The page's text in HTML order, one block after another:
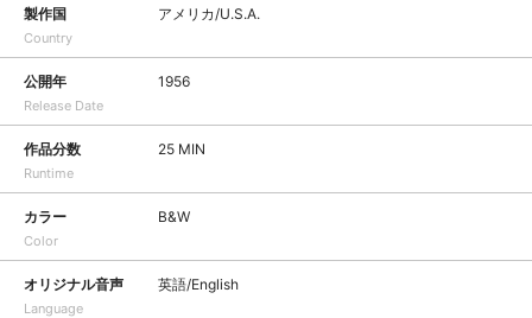
製作国
Country
アメリカ/U.S.A.
公開年
Release Date
1956
作品分数
Runtime
25 MIN
カラー
Color
B&W
オリジナル音声
Language
英語/English